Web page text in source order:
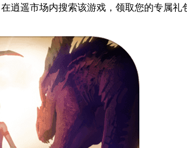
逍遥市场内搜索该游戏，领取您的专属礼